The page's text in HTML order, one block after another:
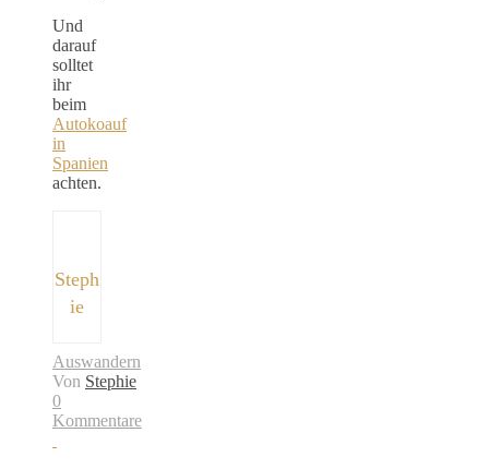
Und
darauf
solltet
ihr
beim
Autokoauf
in
Spanien
achten.
Steph
ie
Auswandern
Von Stephie
0
Kommentare